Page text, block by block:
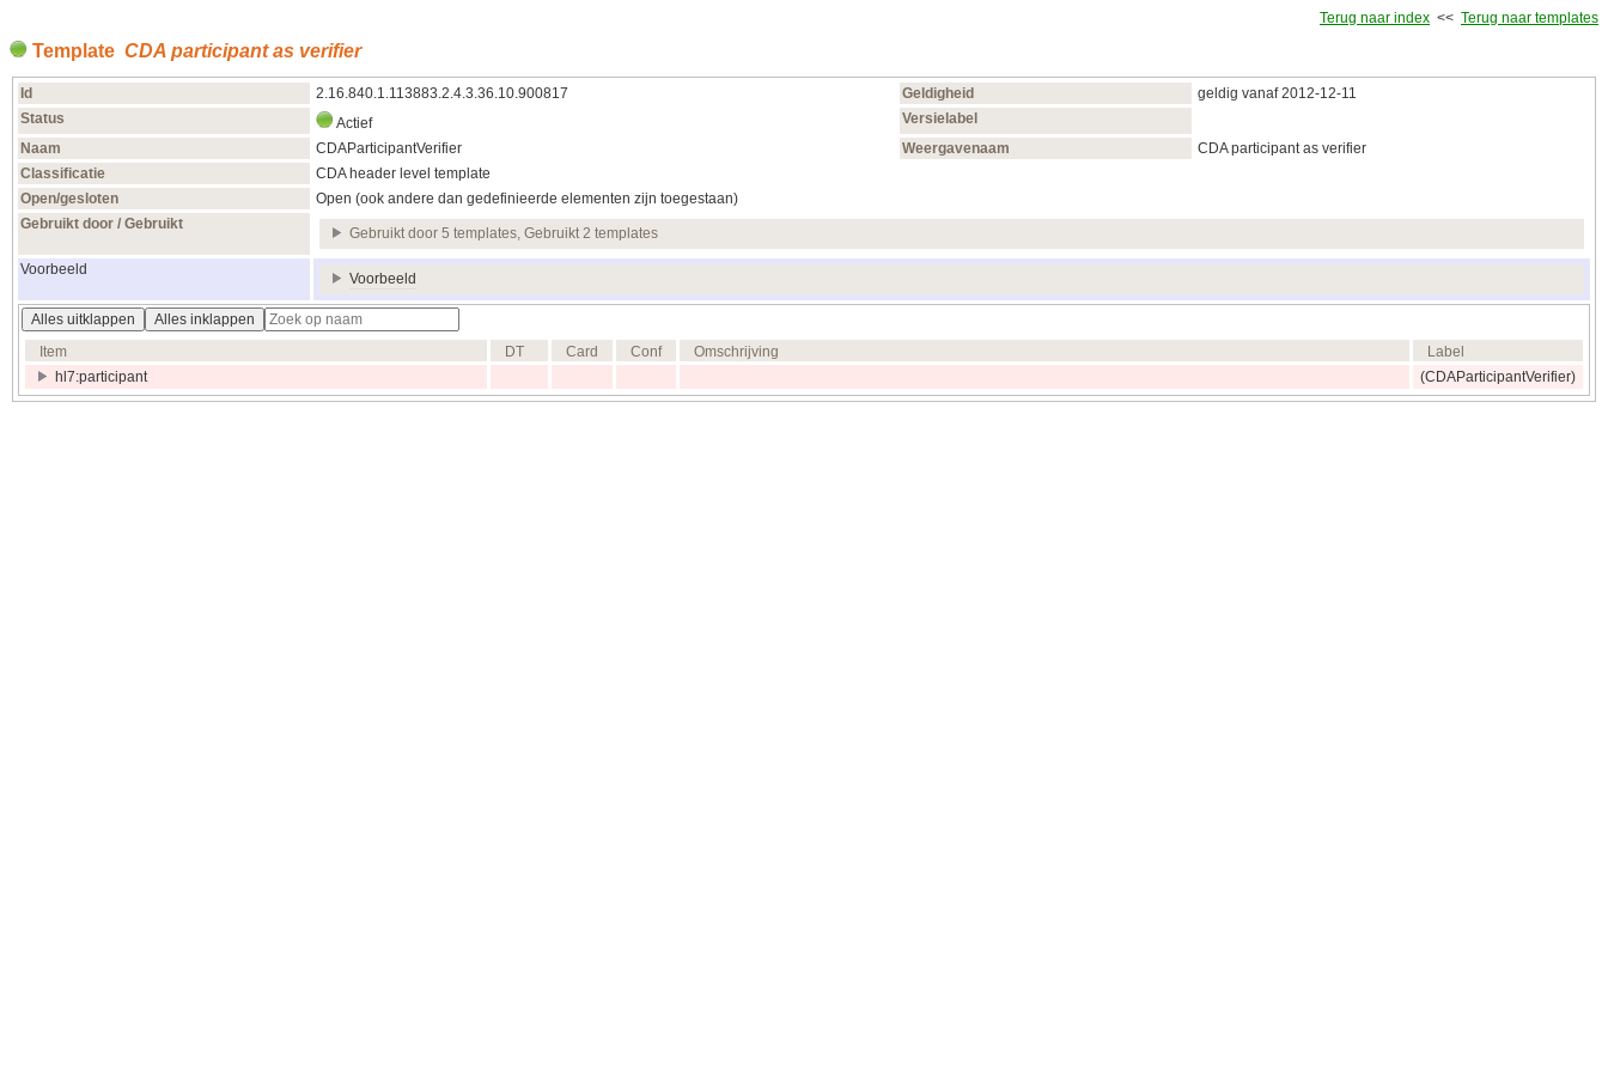
Terug naar index << Terug naar templates
Template CDA participant as verifier
Id 2.16.840.1.113883.2.4.3.36.10.900817 Geldigheid
geldig vanaf 2012‑12‑11
Status
Actief
Versielabel
Naam
CDAParticipantVerifier Weergavenaam
CDA participant as verifier
Classificatie
CDA header level template
Open/gesloten
Open (ook andere dan gedefinieerde elementen zijn toegestaan)
Gebruikt door / Gebruikt
Gebruikt door 5 templates, Gebruikt 2 templates
Voorbeeld
Voorbeeld
Alles uitklappen
Alles inklappen
Item
DT Card Conf Omschrijving
Label
hl7:participant
(CDAParticipantVerifier)